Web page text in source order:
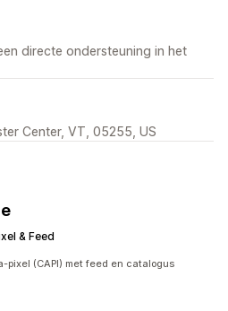
directe ondersteuning in het
Center, VT, 05255, US
& Feed
pixel (CAPI) met feed en catalogus